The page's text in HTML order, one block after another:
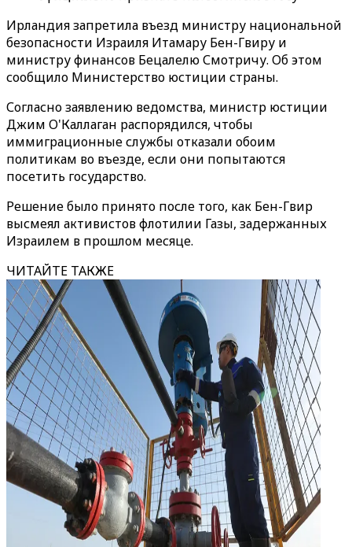
Ирландия запретила въезд министру национальной
безопасности Израиля Итамару Бен-Гвиру и
министру финансов Бецалелю Смотричу. Об этом
сообщило Министерство юстиции страны.
Согласно заявлению ведомства, министр юстиции
Джим О'Каллаган распорядился, чтобы
иммиграционные службы отказали обоим
политикам во въезде, если они попытаются
посетить государство.
Решение было принято после того, как Бен-Гвир
высмеял активистов флотилии Газы, задержанных
Израилем в прошлом месяце.
ЧИТАЙТЕ ТАКЖЕ